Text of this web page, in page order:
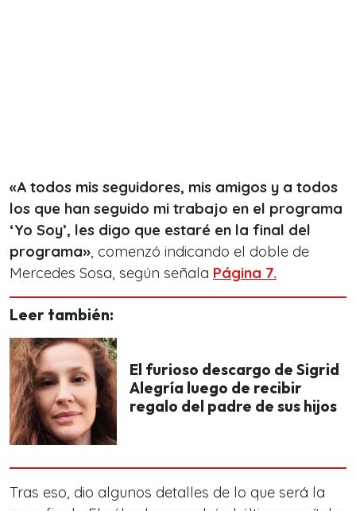
«A todos mis seguidores, mis amigos y a todos
los que han seguido mi trabajo en el programa
‘Yo Soy’, les digo que estaré en la final del
programa», comenzó indicando el doble de
Mercedes Sosa, según señala Página 7.
Leer también:
El furioso descargo de Sigrid
Alegría luego de recibir
regalo del padre de sus hijos
Tras eso, dio algunos detalles de lo que será la